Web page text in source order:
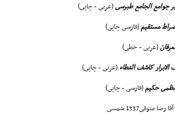
(عربى - چاپى)
(فارسى چاپى)
(عربى - خطى)
(عربى - چاپى)
(فارسى - چاپى)
آقا رضا متوفى1337 شمسى